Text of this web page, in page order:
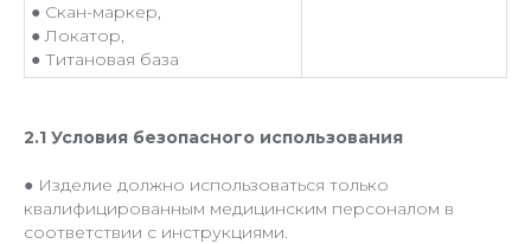
● Скан-маркер,
● Локатор,
● Титановая база
2.1 Условия безопасного использования
● Изделие должно использоваться только
квалифицированным медицинским персоналом в
соответствии с инструкциями.